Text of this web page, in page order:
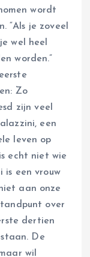
wordt
“Als je zoveel
wel heel
worden.”
Zo
zijn veel
een
leven op
echt niet wie
is een vrouw
aan onze
over
dertien
De
wil